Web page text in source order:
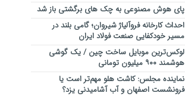
پای هوش مصنوعی به چک های برگشتی باز شد
احداث کارخانه فروآلیاژ شیروان؛ گامی بلند در
مسیر خودکفایی صنعت فولاد ایران
لوکس‌ترین موبایل ساخت چین / یک گوشی
هوشمند ۹۰۰ میلیون تومانی
نماینده مجلس: کاشت هلو مهم‌تر است یا
فرونشست اصفهان و آب آشامیدنی یزد؟